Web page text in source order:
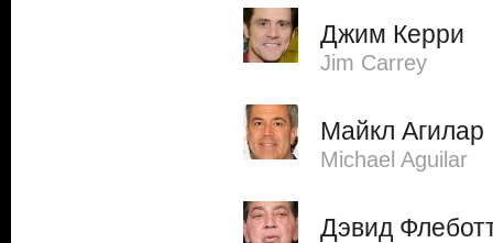
Джим Керри
Jim Carrey
Майкл Агилар
Michael Aguilar
Дэвид